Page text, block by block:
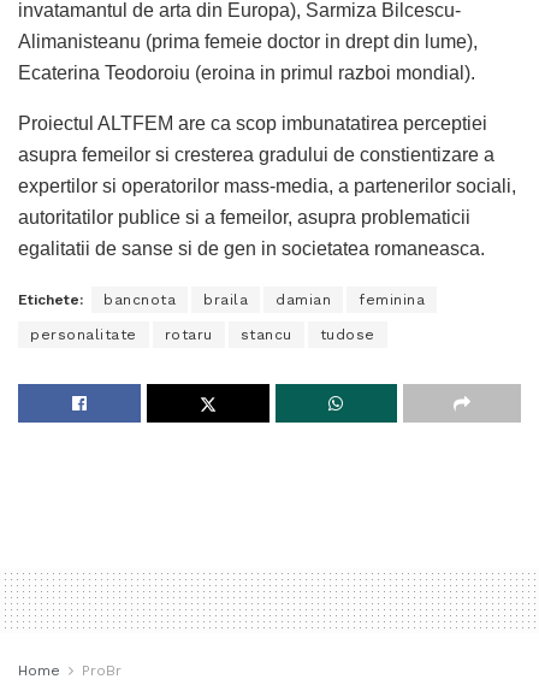
invatamantul de arta din Europa), Sarmiza Bilcescu-
Alimanisteanu (prima femeie doctor in drept din lume),
Ecaterina Teodoroiu (eroina in primul razboi mondial).
Proiectul ALTFEM are ca scop imbunatatirea perceptiei
asupra femeilor si cresterea gradului de constientizare a
expertilor si operatorilor mass-media, a partenerilor sociali,
autoritatilor publice si a femeilor, asupra problematicii
egalitatii de sanse si de gen in societatea romaneasca.
Etichete: bancnota braila damian feminina
personalitate rotaru stancu tudose
Home ProBr